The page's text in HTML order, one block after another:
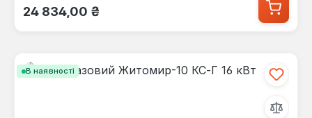
Звичайна ціна:
24 834,00 ₴
В наявності